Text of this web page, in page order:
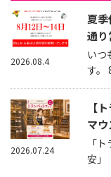
夏
通り
いつ
す。
2026.08.4
【
マ
「
安」
2026.07.24